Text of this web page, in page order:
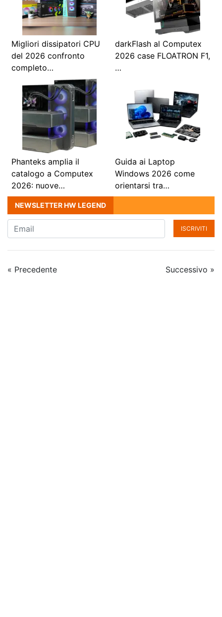
Migliori dissipatori CPU
del 2026 confronto
completo…
darkFlash al Computex
2026 case FLOATRON F1,
…
Phanteks amplia il
catalogo a Computex
2026: nuove…
Guida ai Laptop
Windows 2026 come
orientarsi tra…
NEWSLETTER HW LEGEND
ISCRIVITI
« Precedente Successivo »